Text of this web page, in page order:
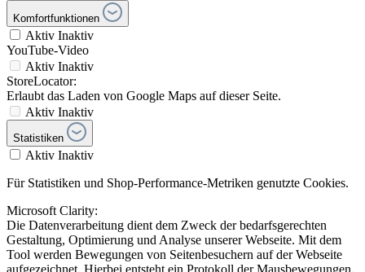
Komfortfunktionen
Aktiv Inaktiv
YouTube-Video
Aktiv Inaktiv
StoreLocator:
Erlaubt das Laden von Google Maps auf dieser Seite.
Aktiv Inaktiv
Statistiken
Aktiv Inaktiv
Für Statistiken und Shop-Performance-Metriken genutzte Cookies.
Microsoft Clarity:
Die Datenverarbeitung dient dem Zweck der bedarfsgerechten
Gestaltung, Optimierung und Analyse unserer Webseite. Mit dem
Tool werden Bewegungen von Seitenbesuchern auf der Webseite
aufgezeichnet. Hierbei entsteht ein Protokoll der Mausbewegungen,